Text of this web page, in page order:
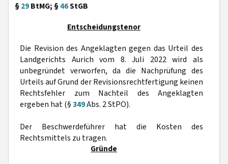
§29BtMG; §46StGB
Entscheidungstenor
Die Revision des Angeklagten gegen das Urteil des
Landgerichts Aurich vom 8. Juli 2022 wird als
unbegründet verworfen, da die Nachprüfung des
Urteils auf Grund der Revisionsrechtfertigung keinen
Rechtsfehler zum Nachteil des Angeklagten
ergeben hat (§349Abs. 2 StPO).
Der Beschwerdeführer hat die Kosten des
Rechtsmittels zu tragen.
Gründe